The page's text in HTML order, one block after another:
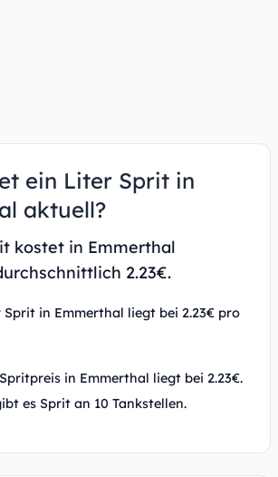
ein Liter Sprit in
aktuell?
kostet in Emmerthal
2.23€.
in Emmerthal liegt bei 2.23€ pro
in Emmerthal liegt bei 2.23€.
es Sprit an 10 Tankstellen.